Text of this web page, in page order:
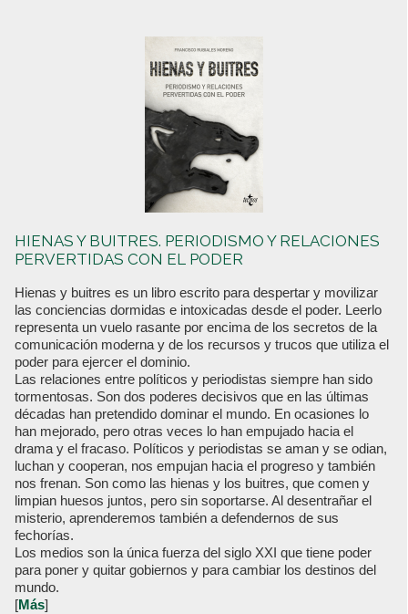
HIENAS Y BUITRES. PERIODISMO Y RELACIONES
PERVERTIDAS CON EL PODER
Hienas y buitres es un libro escrito para despertar y movilizar
las conciencias dormidas e intoxicadas desde el poder. Leerlo
representa un vuelo rasante por encima de los secretos de la
comunicación moderna y de los recursos y trucos que utiliza el
poder para ejercer el dominio.
Las relaciones entre políticos y periodistas siempre han sido
tormentosas. Son dos poderes decisivos que en las últimas
décadas han pretendido dominar el mundo. En ocasiones lo
han mejorado, pero otras veces lo han empujado hacia el
drama y el fracaso. Políticos y periodistas se aman y se odian,
luchan y cooperan, nos empujan hacia el progreso y también
nos frenan. Son como las hienas y los buitres, que comen y
limpian huesos juntos, pero sin soportarse. Al desentrañar el
misterio, aprenderemos también a defendernos de sus
fechorías.
Los medios son la única fuerza del siglo XXI que tiene poder
para poner y quitar gobiernos y para cambiar los destinos del
mundo.
[Más]